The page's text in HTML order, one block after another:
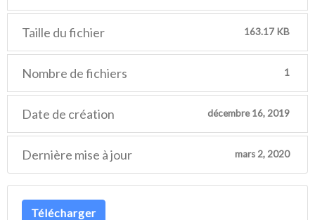
Taille du fichier 163.17 KB
Nombre de fichiers 1
Date de création décembre 16, 2019
Dernière mise à jour mars 2, 2020
Télécharger